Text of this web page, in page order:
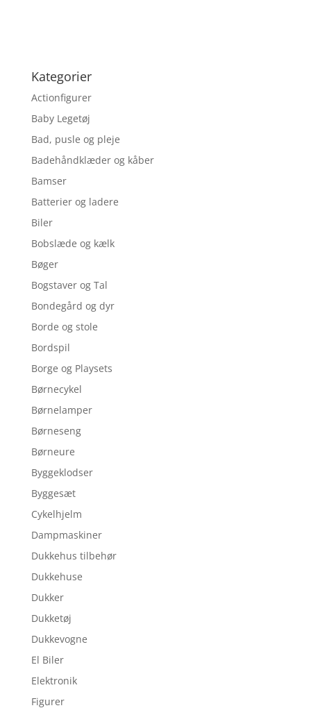
Kategorier
Actionfigurer
Baby Legetøj
Bad, pusle og pleje
Badehåndklæder og kåber
Bamser
Batterier og ladere
Biler
Bobslæde og kælk
Bøger
Bogstaver og Tal
Bondegård og dyr
Borde og stole
Bordspil
Borge og Playsets
Børnecykel
Børnelamper
Børneseng
Børneure
Byggeklodser
Byggesæt
Cykelhjelm
Dampmaskiner
Dukkehus tilbehør
Dukkehuse
Dukker
Dukketøj
Dukkevogne
El Biler
Elektronik
Figurer